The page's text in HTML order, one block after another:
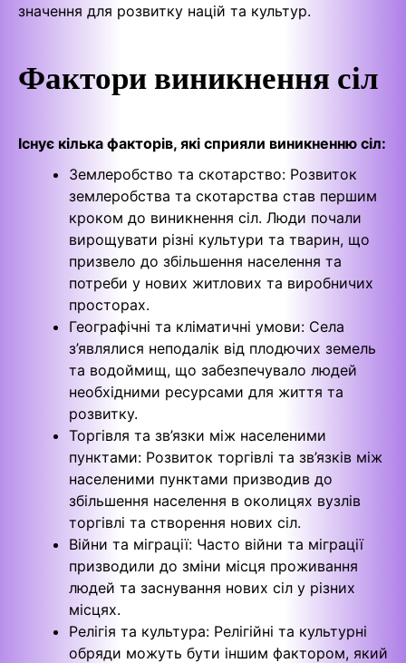
значення для розвитку націй та культур.
Фактори виникнення сіл
Існує кілька факторів, які сприяли виникненню сіл:
Землеробство та скотарство: Розвиток
землеробства та скотарства став першим
кроком до виникнення сіл. Люди почали
вирощувати різні культури та тварин, що
призвело до збільшення населення та
потреби у нових житлових та виробничих
просторах.
Географічні та кліматичні умови: Села
з’являлися неподалік від плодючих земель
та водоймищ, що забезпечувало людей
необхідними ресурсами для життя та
розвитку.
Торгівля та зв’язки між населеними
пунктами: Розвиток торгівлі та зв’язків між
населеними пунктами призводив до
збільшення населення в околицях вузлів
торгівлі та створення нових сіл.
Війни та міграції: Часто війни та міграції
призводили до зміни місця проживання
людей та заснування нових сіл у різних
місцях.
Релігія та культура: Релігійні та культурні
обряди можуть бути іншим фактором, який